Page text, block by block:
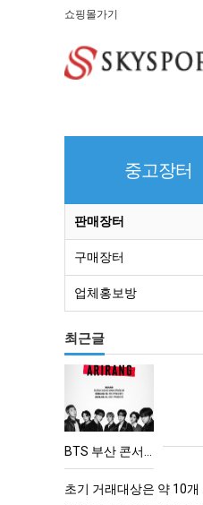
쇼핑몰가기
중고장터
판매장터
구매장터
업체홍보방
최근글
BTS
산
트
BTS 부산 콘서트 '75분 지연' 성토…하이브 "큰 실망·불편" 사과
초기 거래대상은 약 10개 종목으로 시작해 최대 100개까지 확대할 방침이다. 구체적인 거래 대상 ETF는 아직 확정되지 않았지만, 시장 대표성이나 거래량을 고려해 선정할 계획이다.